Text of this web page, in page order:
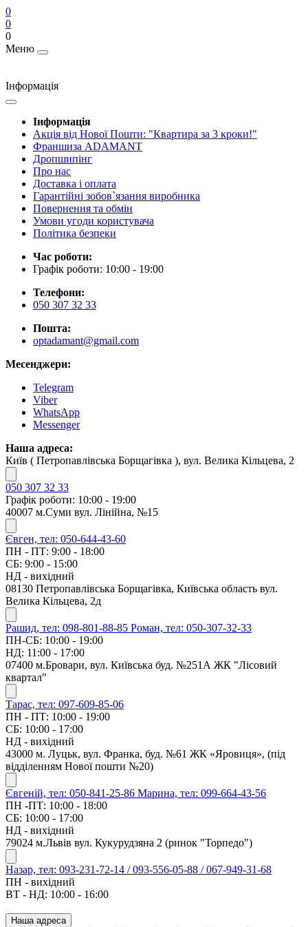
0
0
0
Меню
Інформація
Інформація
Акція від Нової Пошти: "Квартира за 3 кроки!"
Франшиза ADAMANT
Дропшипінг
Про нас
Доставка і оплата
Гарантійні зобов`язання виробника
Повернення та обмін
Умови угоди користувача
Політика безпеки
Час роботи:
Графік роботи: 10:00 - 19:00
Телефони:
050 307 32 33
Пошта:
optadamant@gmail.com
Месенджери:
Telegram
Viber
WhatsApp
Messenger
Наша адреса:
Київ ( Петропавлівська Борщагівка ), вул. Велика Кільцева, 2
050 307 32 33
Графік роботи: 10:00 - 19:00
40007 м.Суми вул. Лінійна, №15
Євген, тел: 050-644-43-60
ПН - ПТ: 9:00 - 18:00
СБ: 9:00 - 15:00
НД - вихідний
08130 Петропавлівська Борщагівка, Київська область вул.
Велика Кільцева, 2д
Рашид, тел: 098-801-88-85 Роман, тел: 050-307-32-33
ПН-СБ: 10:00 - 19:00
НД: 11:00 - 17:00
07400 м.Бровари, вул. Київська буд. №251А ЖК "Лісовий
квартал"
Тарас, тел: 097-609-85-06
ПН - ПТ: 10:00 - 19:00
СБ: 10:00 - 17:00
НД - вихідний
43000 м. Луцьк, вул. Франка, буд. №61 ЖК «Яровиця», (під
відділенням Нової пошти №20)
Євгеній, тел: 050-841-25-86 Марина, тел: 099-664-43-56
ПН -ПТ: 10:00 - 18:00
СБ: 10:00 - 17:00
НД - вихідний
79024 м.Львів вул. Кукурудзяна 2 (ринок "Торпедо")
Назар, тел: 093-231-72-14 / 093-556-05-88 / 067-949-31-68
ПН - вихідний
ВТ - НД: 10:00 - 16:00
Наша адреса